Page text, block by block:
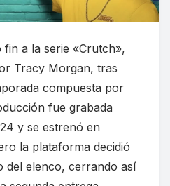
a la serie «Crutch»,
Tracy Morgan, tras
compuesta por
fue grabada
y se estrenó en
la plataforma decidió
del elenco, cerrando así